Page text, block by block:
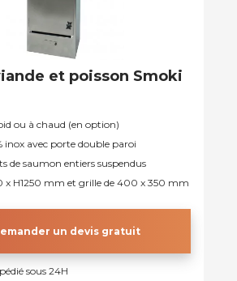
et poisson Smoki
ou à chaud (en option)
inox avec porte double paroi
de saumon entiers suspendus
x H1250 mm et grille de 400 x 350 mm
un devis gratuit
sous 24H